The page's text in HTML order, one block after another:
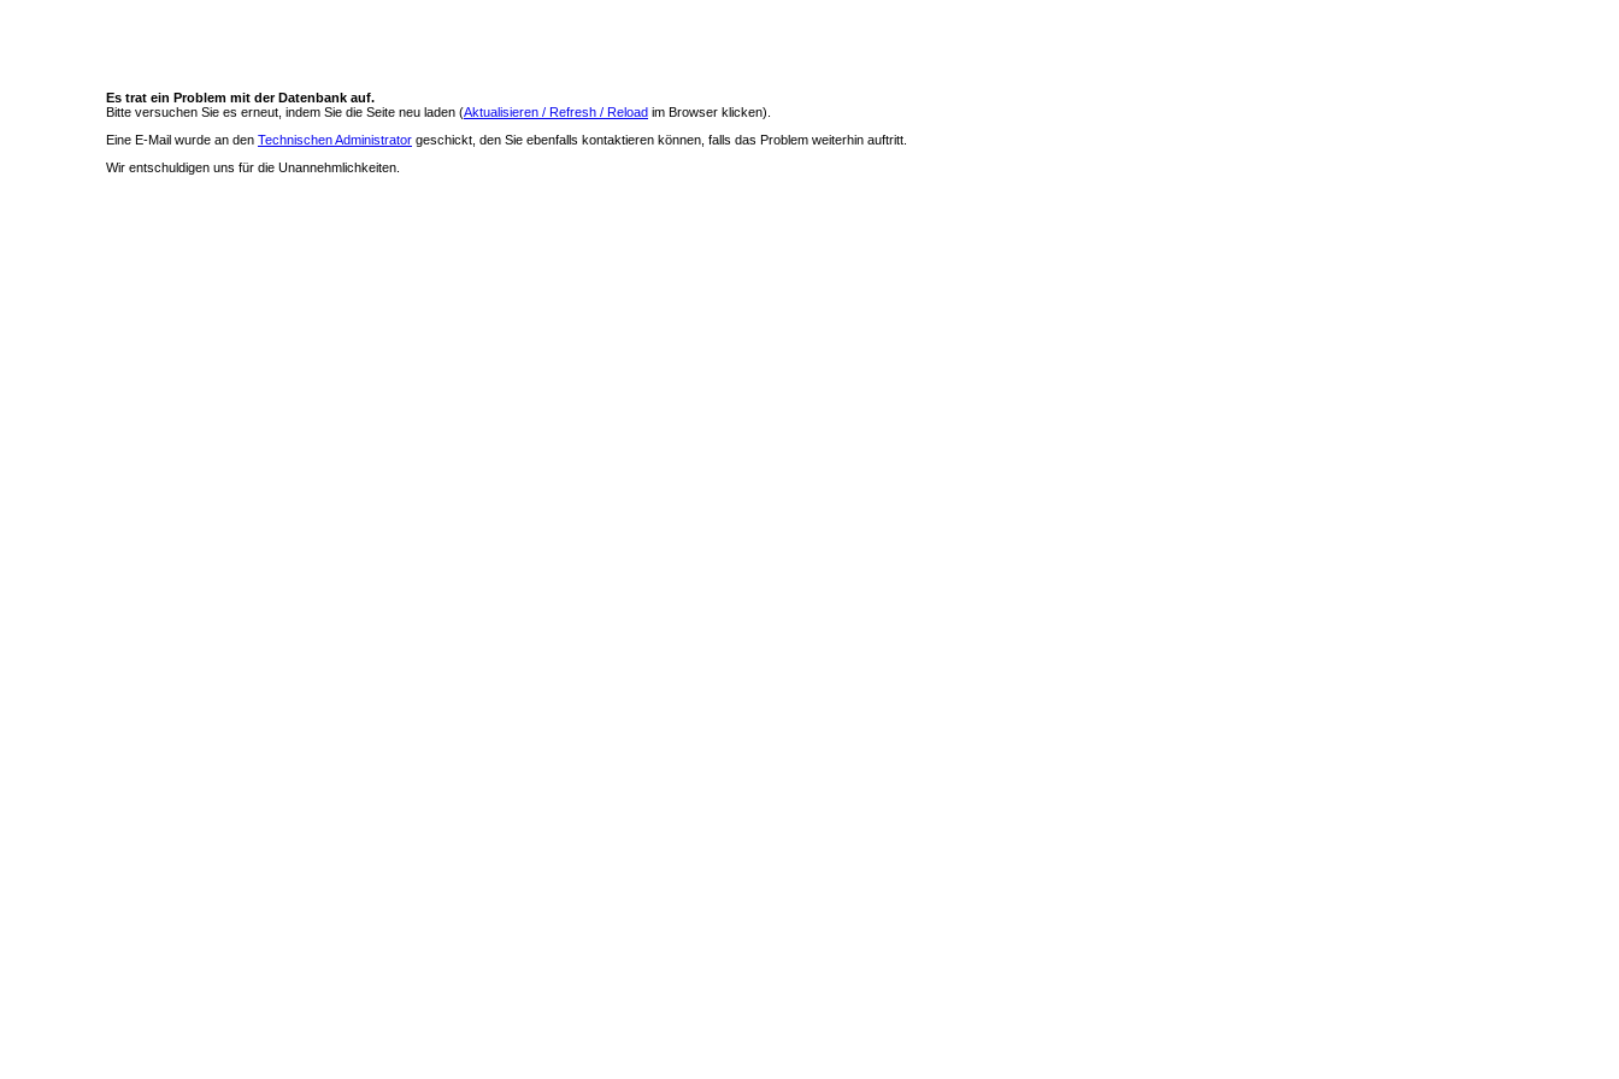
Es trat ein Problem mit der Datenbank auf.
Bitte versuchen Sie es erneut, indem Sie die Seite neu laden (Aktualisieren / Refresh / Reload im Browser klicken).
Eine E-Mail wurde an den Technischen Administrator geschickt, den Sie ebenfalls kontaktieren können, falls das Problem weiterhin auftritt.
Wir entschuldigen uns für die Unannehmlichkeiten.